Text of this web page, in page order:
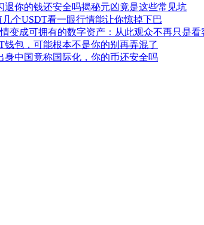
退你的钱还安全吗揭秘元凶竟是这些常见坑
个USDT看一眼行情能让你惊掉下巴
情变成可拥有的数字资产：从此观众不再只是
钱包，可能根本不是你的别再弄混了
身中国竟称国际化，你的币还安全吗